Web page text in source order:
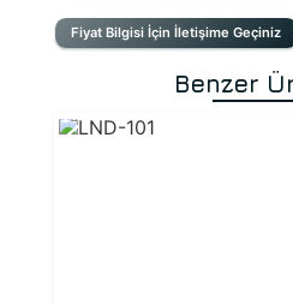
Fiyat Bilgisi İçin İletişime Geçiniz
Benzer